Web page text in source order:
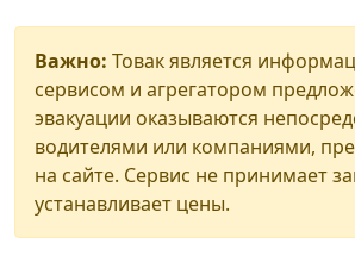
Важно: Товак является
сервисом и агрегатором
эвакуации оказываются
водителями или компаниями,
на сайте. Сервис не принимает
устанавливает цены.